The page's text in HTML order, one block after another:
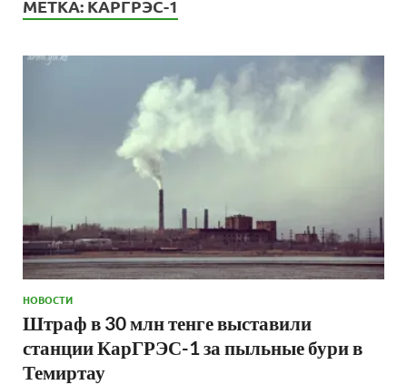
МЕТКА: КАРГРЭС-1
НОВОСТИ
Штраф в 30 млн тенге выставили
станции КарГРЭС-1 за пыльные бури в
Темиртау